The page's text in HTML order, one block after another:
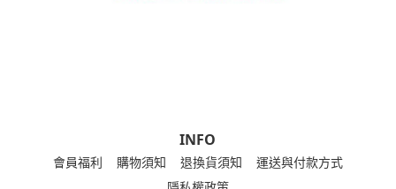
INFO
會員福利 購物須知 退換貨須知
運送與付款方式